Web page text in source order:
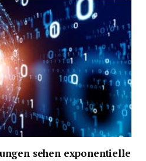
sehen exponentielle